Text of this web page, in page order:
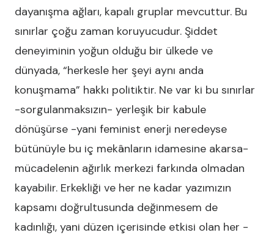
dayanışma ağları, kapalı gruplar mevcuttur. Bu
sınırlar çoğu zaman koruyucudur. Şiddet
deneyiminin yoğun olduğu bir ülkede ve
dünyada, “herkesle her şeyi aynı anda
konuşmama” hakkı politiktir. Ne var ki bu sınırlar
-sorgulanmaksızın- yerleşik bir kabule
dönüşürse -yani feminist enerji neredeyse
bütünüyle bu iç mekânların idamesine akarsa-
mücadelenin ağırlık merkezi farkında olmadan
kayabilir. Erkekliği ve her ne kadar yazımızın
kapsamı doğrultusunda değinmesem de
kadınlığı, yani düzen içerisinde etkisi olan her -